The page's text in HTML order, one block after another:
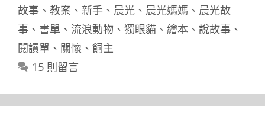
籤
故事 、 教案 、 新手 、 晨光 、 晨光媽媽 、 晨光故
事 、 書單 、 流浪動物 、 獨眼貓 、 繪本 、 說故事 、
閱讀單 、 關懷 、 飼主
15 則留言